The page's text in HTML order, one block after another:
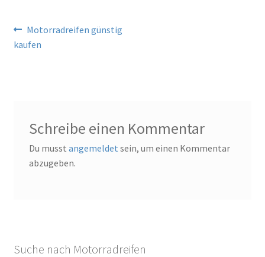
Beitragsnavigation
Vorheriger
Beitrag:
Motorradreifen günstig
kaufen
Schreibe einen Kommentar
Du musst angemeldet sein, um einen Kommentar
abzugeben.
Suche nach Motorradreifen